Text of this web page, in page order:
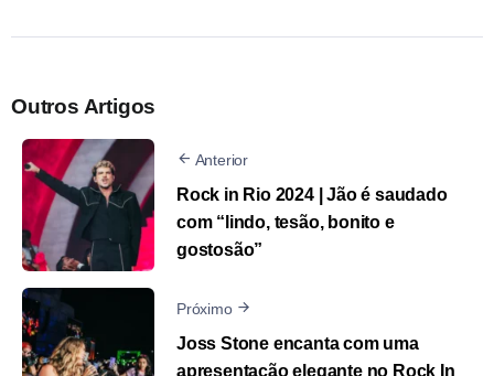
Outros Artigos
Anterior
Rock in Rio 2024 | Jão é saudado
com “lindo, tesão, bonito e
gostosão”
Próximo
Joss Stone encanta com uma
apresentação elegante no Rock In